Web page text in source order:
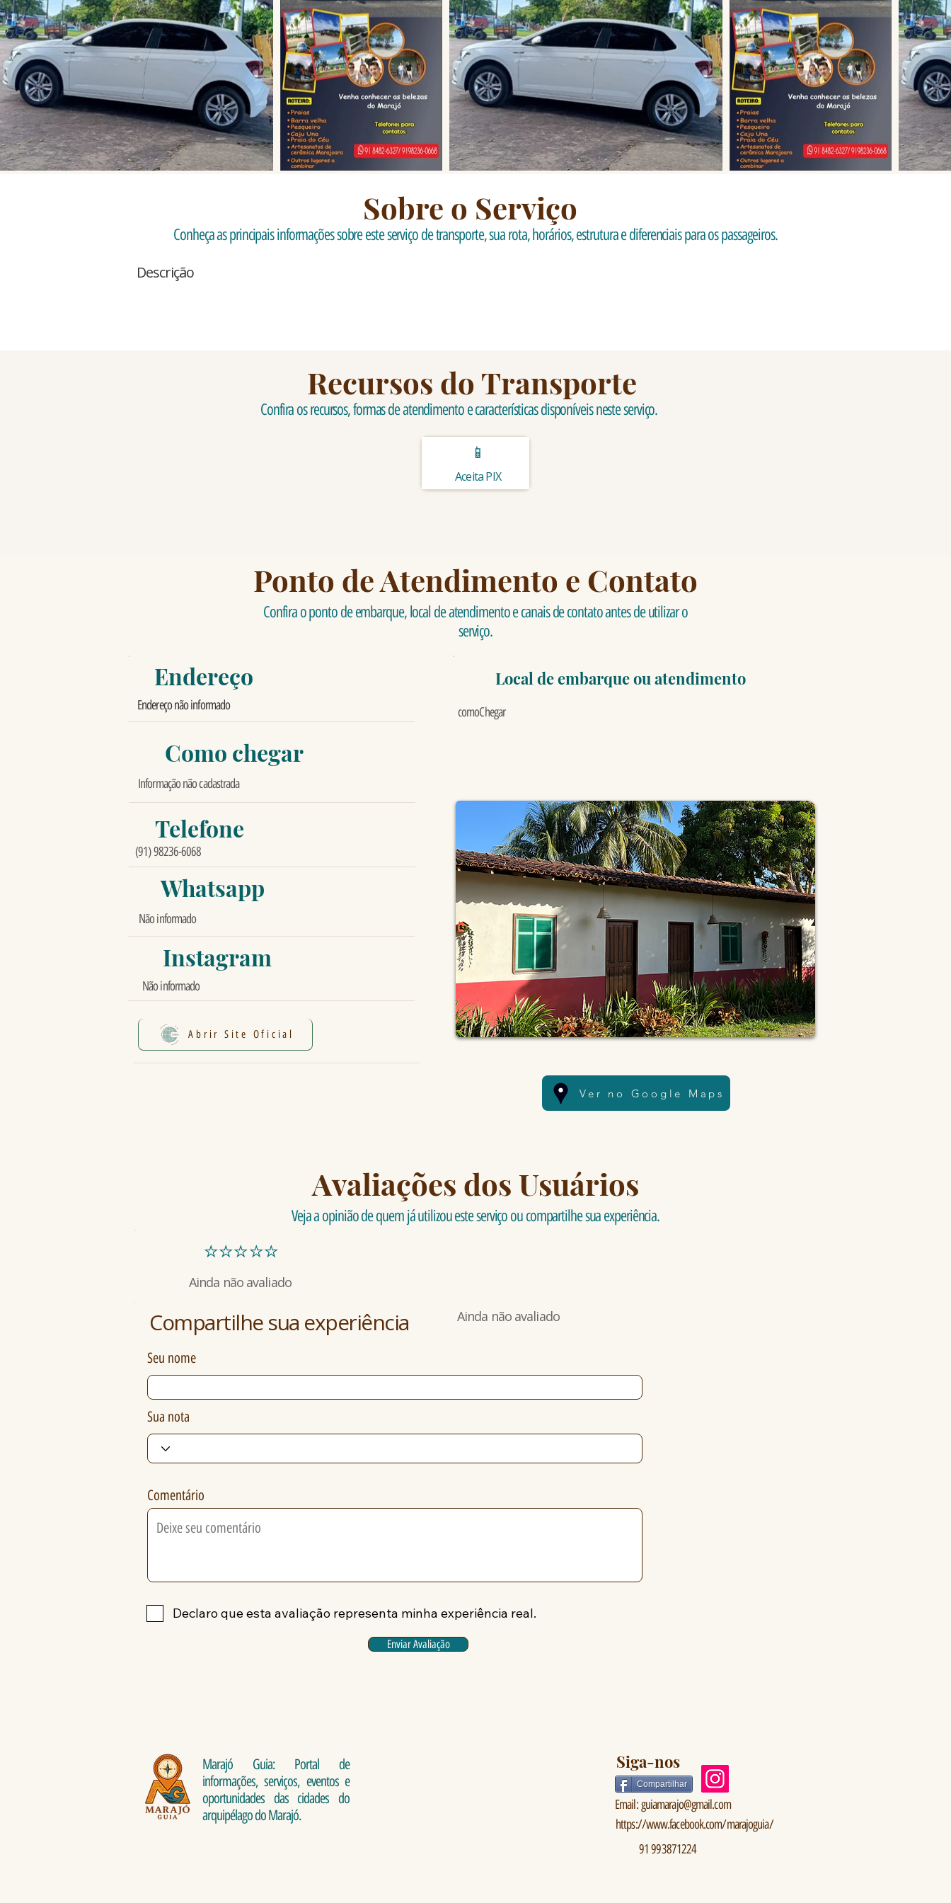
Sobre o Serviço
Conheça as principais informações sobre este serviço de transporte, sua rota, horários, estrutura e diferenciais para os passageiros.
Descrição
Recursos do Transporte
Confira os recursos, formas de atendimento e características disponíveis neste serviço.
📱
Aceita PIX
Ponto de Atendimento e Contato
Confira o ponto de embarque, local de atendimento e canais de contato antes de utilizar o
serviço.
Endereço
Endereço não informado
Como chegar
Informação não cadastrada
Telefone
(91) 98236-6068
Whatsapp
Não informado
Instagram
Não informado
Abrir Site Oficial
Local de embarque ou atendimento
comoChegar
Ver no Google Maps
Avaliações dos Usuários
Veja a opinião de quem já utilizou este serviço ou compartilhe sua experiência.
⭐⭐⭐⭐⭐
Ainda não avaliado
Compartilhe sua experiência Ainda não avaliado
Seu nome
Sua nota
Comentário
Declaro que esta avaliação representa minha experiência real.
Enviar Avaliação
Marajó Guia: Portal de
informações, serviços, eventos e
oportunidades das cidades do
arquipélago do Marajó.
Siga-nos
Compartilhar
Email:guiamarajo@gmail.com
https://www.facebook.com/marajoguia/
91 993871224